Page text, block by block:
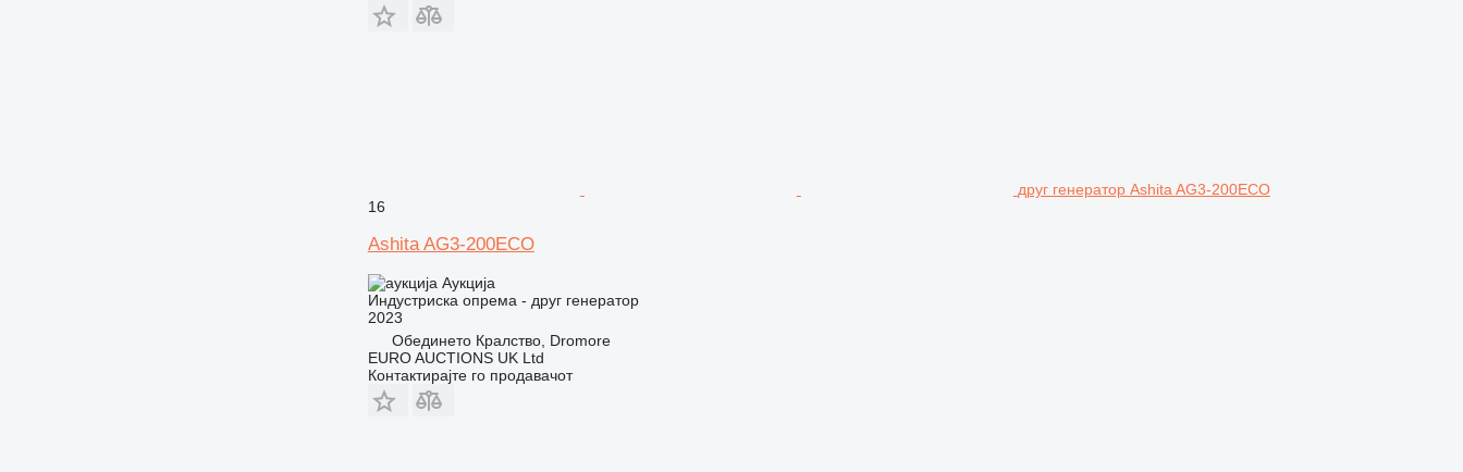
друг генератор Ashita AG3-200ECO
16
Ashita AG3-200ECO
Аукција
Индустриска опрема - друг генератор
2023
Обединето Кралство, Dromore
EURO AUCTIONS UK Ltd
Контактирајте го продавачот